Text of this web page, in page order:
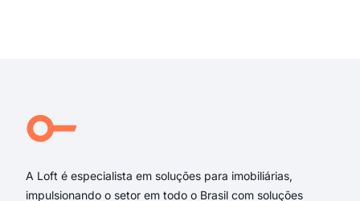
A Loft é especialista em soluções para imobiliárias,
impulsionando o setor em todo o Brasil com soluções